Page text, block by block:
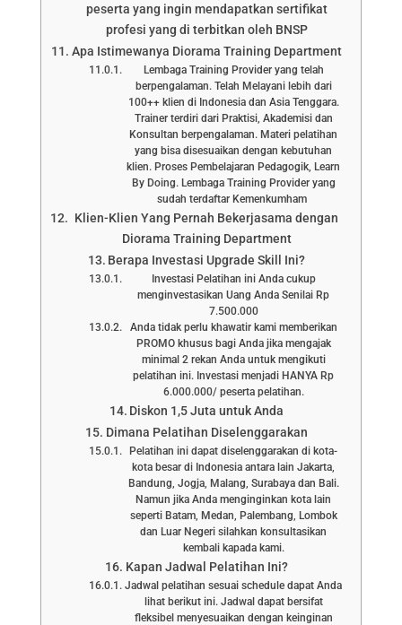
peserta yang ingin mendapatkan sertifikat
profesi yang di terbitkan oleh BNSP
Apa Istimewanya Diorama Training Department
Lembaga Training Provider yang telah
berpengalaman. Telah Melayani lebih dari
100++ klien di Indonesia dan Asia Tenggara.
Trainer terdiri dari Praktisi, Akademisi dan
Konsultan berpengalaman. Materi pelatihan
yang bisa disesuaikan dengan kebutuhan
klien. Proses Pembelajaran Pedagogik, Learn
By Doing. Lembaga Training Provider yang
sudah terdaftar Kemenkumham
Klien-Klien Yang Pernah Bekerjasama dengan
Diorama Training Department
Berapa Investasi Upgrade Skill Ini?
Investasi Pelatihan ini Anda cukup
menginvestasikan Uang Anda Senilai Rp
7.500.000
Anda tidak perlu khawatir kami memberikan
PROMO khusus bagi Anda jika mengajak
minimal 2 rekan Anda untuk mengikuti
pelatihan ini. Investasi menjadi HANYA Rp
6.000.000/ peserta pelatihan.
Diskon 1,5 Juta untuk Anda
Dimana Pelatihan Diselenggarakan
Pelatihan ini dapat diselenggarakan di kota-
kota besar di Indonesia antara lain Jakarta,
Bandung, Jogja, Malang, Surabaya dan Bali.
Namun jika Anda menginginkan kota lain
seperti Batam, Medan, Palembang, Lombok
dan Luar Negeri silahkan konsultasikan
kembali kapada kami.
Kapan Jadwal Pelatihan Ini?
Jadwal pelatihan sesuai schedule dapat Anda
lihat berikut ini. Jadwal dapat bersifat
fleksibel menyesuaikan dengan keinginan